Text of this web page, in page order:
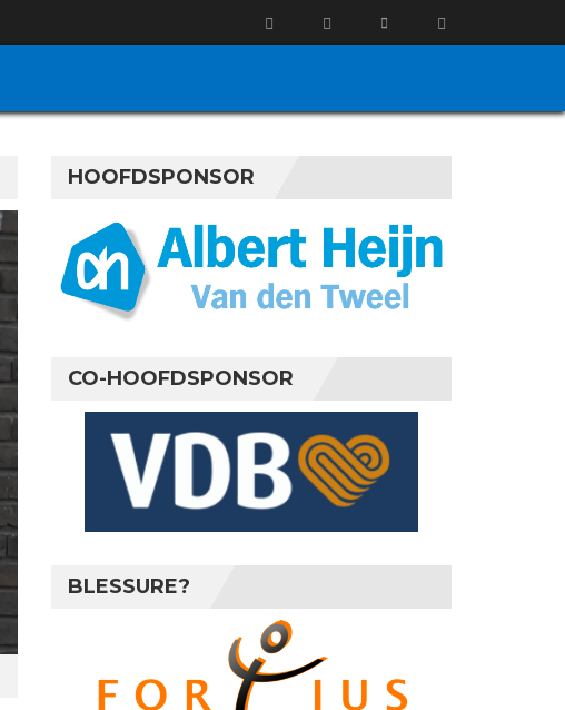
HOOFDSPONSOR
CO-HOOFDSPONSOR
BLESSURE?